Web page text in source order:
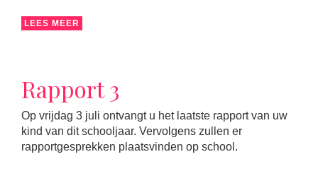
LEES MEER
Rapport 3
Op vrijdag 3 juli ontvangt u het laatste rapport van uw
kind van dit schooljaar. Vervolgens zullen er
rapportgesprekken plaatsvinden op school.